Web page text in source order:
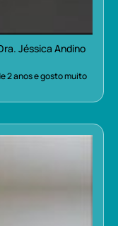
Jéssica Andino
2 anos e gosto muito